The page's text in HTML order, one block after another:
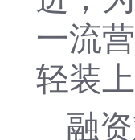
一流
轻装
融